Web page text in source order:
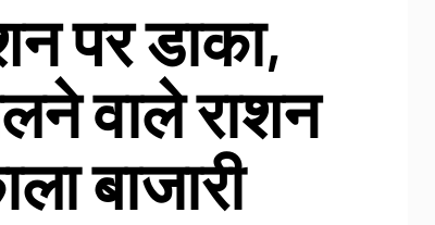
पर डाका,
वाले राशन
बाजारी